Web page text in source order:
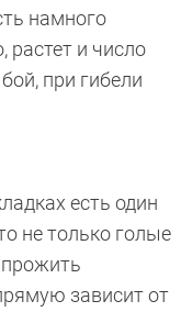
намного
растет и число
при гибели
есть один
не только голые
зависит от